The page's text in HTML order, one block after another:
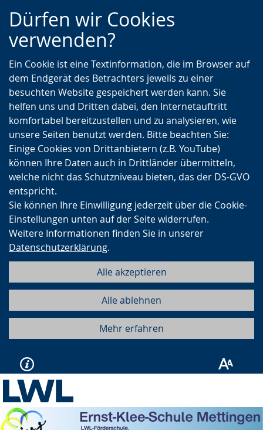
Zur
Hauptnavigation
Zur
Seitennavigation
Zum
Inhalt
Dürfen wir Cookies
verwenden?
Ein Cookie ist eine Textinformation, die im Browser auf
dem Endgerät des Betrachters jeweils zu einer
besuchten Website gespeichert werden kann. Sie
helfen uns und Dritten dabei, den Internetauftritt
komfortabel bereitzustellen und zu analysieren, wie
unsere Seiten benutzt werden. Bitte beachten Sie:
Einige Cookies von Drittanbietern (z.B. YouTube)
können Ihre Daten auch in Drittländer übermitteln,
welche nicht das Schutzniveau bieten, das der DS-GVO
entspricht.
Sie können Ihre Einwilligung jederzeit über die Cookie-
Einstellungen unten auf der Seite widerrufen.
Weitere Informationen finden Sie in unserer
Datenschutzerklärung.
Alle akzeptieren
Alle ablehnen
Mehr erfahren